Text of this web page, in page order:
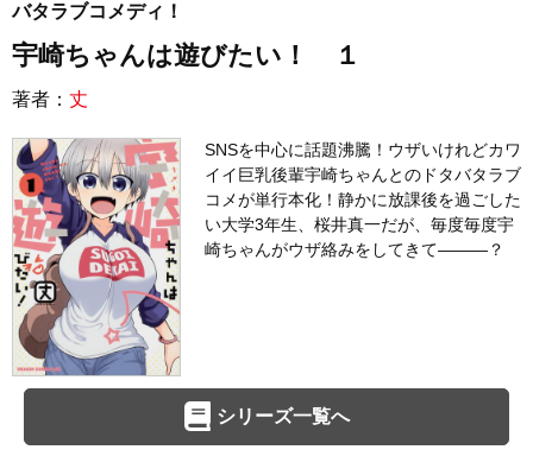
バタラブコメディ！
宇崎ちゃんは遊びたい！ １
著者： 丈
SNSを中心に話題沸騰！ウザいけれどカワ
イイ巨乳後輩宇崎ちゃんとのドタバタラブ
コメが単行本化！静かに放課後を過ごした
い大学3年生、桜井真一だが、毎度毎度宇
崎ちゃんがウザ絡みをしてきて―――？
シリーズ一覧へ